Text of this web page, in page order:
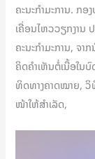
ຄະນະກຳມະການ. ກອ
ເຄື່ອນໄຫວວຽກງານ
ຄະນະກຳມະການ, ຈ
ຄິດຄຳເຫັນຕໍ່ເນື້ອໃນ
ທິດທາງຄາດໝາຍ, ວິ
ໜ້າໃຫ້ສຳເລັດ,